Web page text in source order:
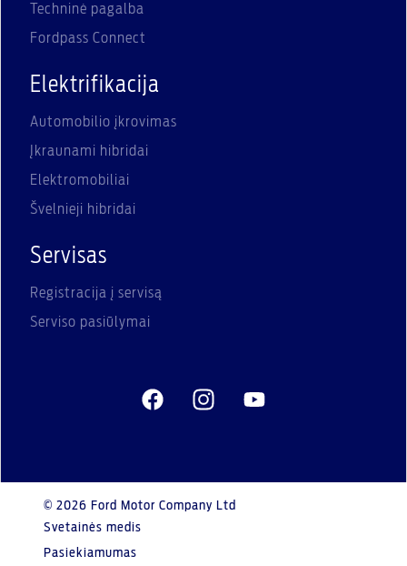
Techninė pagalba
Fordpass Connect
Elektrifikacija
Automobilio įkrovimas
Įkraunami hibridai
Elektromobiliai
Švelnieji hibridai
Servisas
Registracija į servisą
Serviso pasiūlymai
© 2026 Ford Motor Company Ltd
Svetainės medis
Pasiekiamumas